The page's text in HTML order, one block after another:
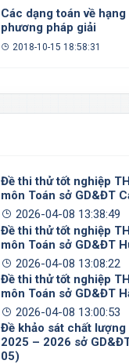
Các dạng toán về
phương pháp giải
2018-10-15 18:58:31
Đề thi thử tốt nghiệp
môn Toán sở GD&ĐT
2026-04-08 13:38:49
Đề thi thử tốt nghiệp
môn Toán sở GD&ĐT
2026-04-08 13:08:22
Đề thi thử tốt nghiệp
môn Toán sở GD&ĐT
2026-04-08 13:00:53
Đề khảo sát chất lượng
2025 – 2026 sở
05)